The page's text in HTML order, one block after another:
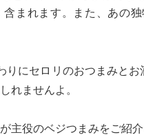
含まれます。また、あの
りにセロリのおつまみと
れませんよ。
主役のベジつまみをご紹介